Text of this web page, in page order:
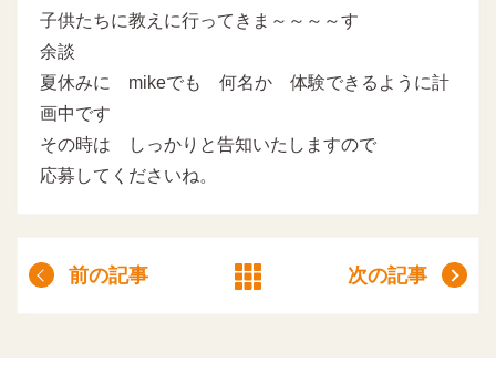
子供たちに教えに行ってきま～～～～す
余談
夏休みに mikeでも 何名か 体験できるように計
画中です
その時は しっかりと告知いたしますので
応募してくださいね。
前の記事 次の記事